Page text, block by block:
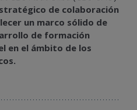
de colaboración
un marco sólido de
de formación
en el ámbito de los